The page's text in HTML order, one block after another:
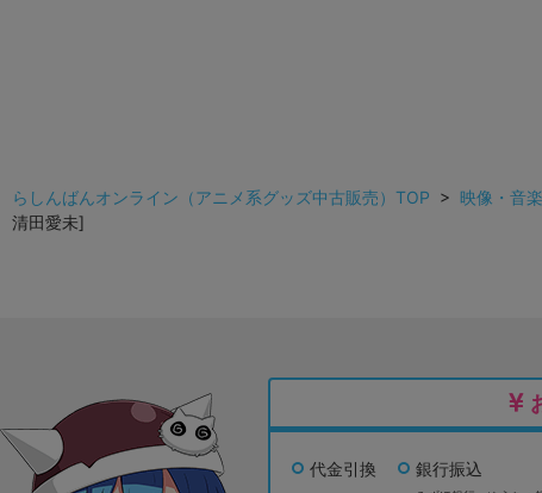
らしんばんオンライン（アニメ系グッズ中古販売）TOP > 映像・音楽
清田愛未]
代金引換 銀行振込